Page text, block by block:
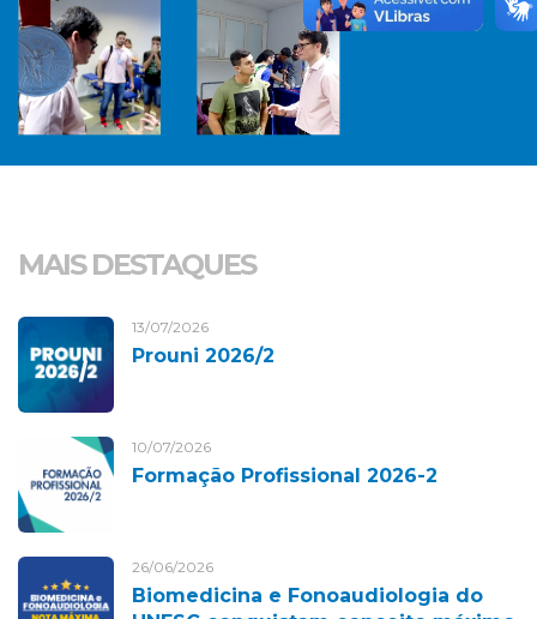
MAIS DESTAQUES
13/07/2026
Prouni 2026/2
10/07/2026
Formação Profissional 2026-2
26/06/2026
Biomedicina e Fonoaudiologia do